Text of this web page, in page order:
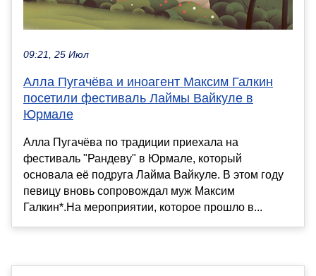
09:21, 25 Июл
Алла Пугачёва и иноагент Максим Галкин
посетили фестиваль Лаймы Вайкуле в
Юрмале
Алла Пугачёва по традиции приехала на
фестиваль "Рандеву" в Юрмале, который
основала её подруга Лайма Вайкуле. В этом году
певицу вновь сопровождал муж Максим
Галкин*.На мероприятии, которое прошло в...